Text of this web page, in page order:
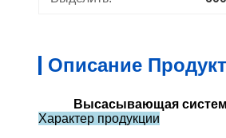
Описание
Высасывающая
Характер продукции